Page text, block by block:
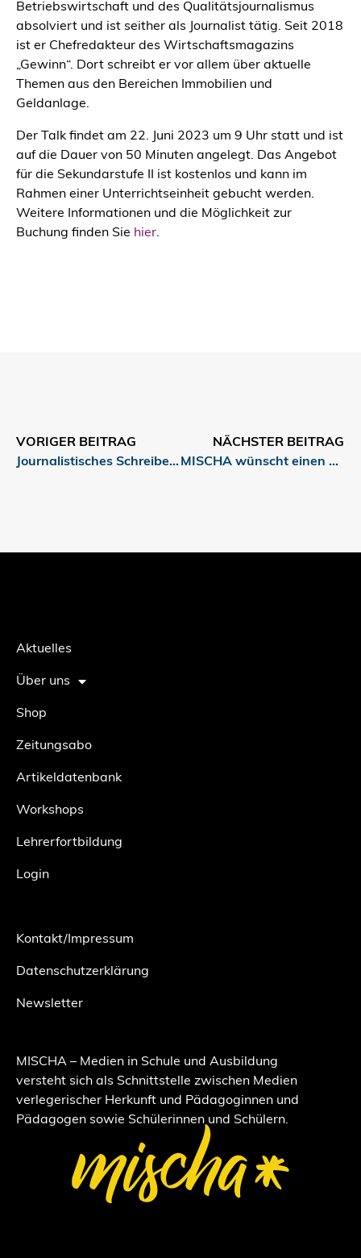
Betriebswirtschaft und des Qualitätsjournalismus
absolviert und ist seither als Journalist tätig. Seit 2018
ist er Chefredakteur des Wirtschaftsmagazins
„Gewinn“. Dort schreibt er vor allem über aktuelle
Themen aus den Bereichen Immobilien und
Geldanlage.
Der Talk findet am 22. Juni 2023 um 9 Uhr statt und ist
auf die Dauer von 50 Minuten angelegt. Das Angebot
für die Sekundarstufe II ist kostenlos und kann im
Rahmen einer Unterrichtseinheit gebucht werden.
Weitere Informationen und die Möglichkeit zur
Buchung finden Sie hier.
VORIGER BEITRAG
Journalistisches Schreiben: Jetzt anmelden!
NÄCHSTER BEITRAG
MISCHA wünscht einen erholsamen Sommer
Aktuelles
Über uns
Shop
Zeitungsabo
Artikeldatenbank
Workshops
Lehrerfortbildung
Login
Kontakt/Impressum
Datenschutzerklärung
Newsletter
MISCHA – Medien in Schule und Ausbildung
versteht sich als Schnittstelle zwischen Medien
verlegerischer Herkunft und Pädagoginnen und
Pädagogen sowie Schülerinnen und Schülern.